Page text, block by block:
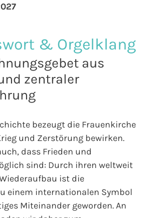
& Orgelklang
aus
zentraler
bezeugt die Frauenkirche
und Zerstörung bewirken.
dass Frieden und
sind: Durch ihren weltweit
ist die
einem internationalen Symbol
Miteinander geworden. An